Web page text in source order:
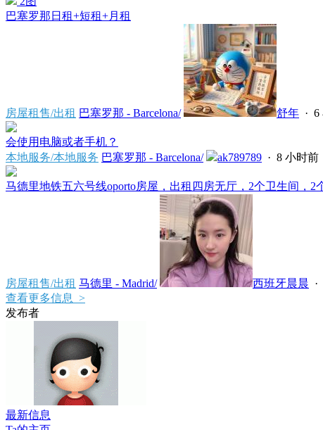
巴塞罗那日租+短租+月租
房屋租售/出租 巴塞罗那 - Barcelona/ 舒年 · 6
会使用电脑或者手机？
本地服务/本地服务 巴塞罗那 - Barcelona/ ak789789 · 8 小时前
马德里地铁五六号线oporto房屋，出租四房无厅，2个卫生间，2
房屋租售/出租 马德里 - Madrid/ 西班牙晨晨 ·
查看更多信息 >
发布者
最新信息